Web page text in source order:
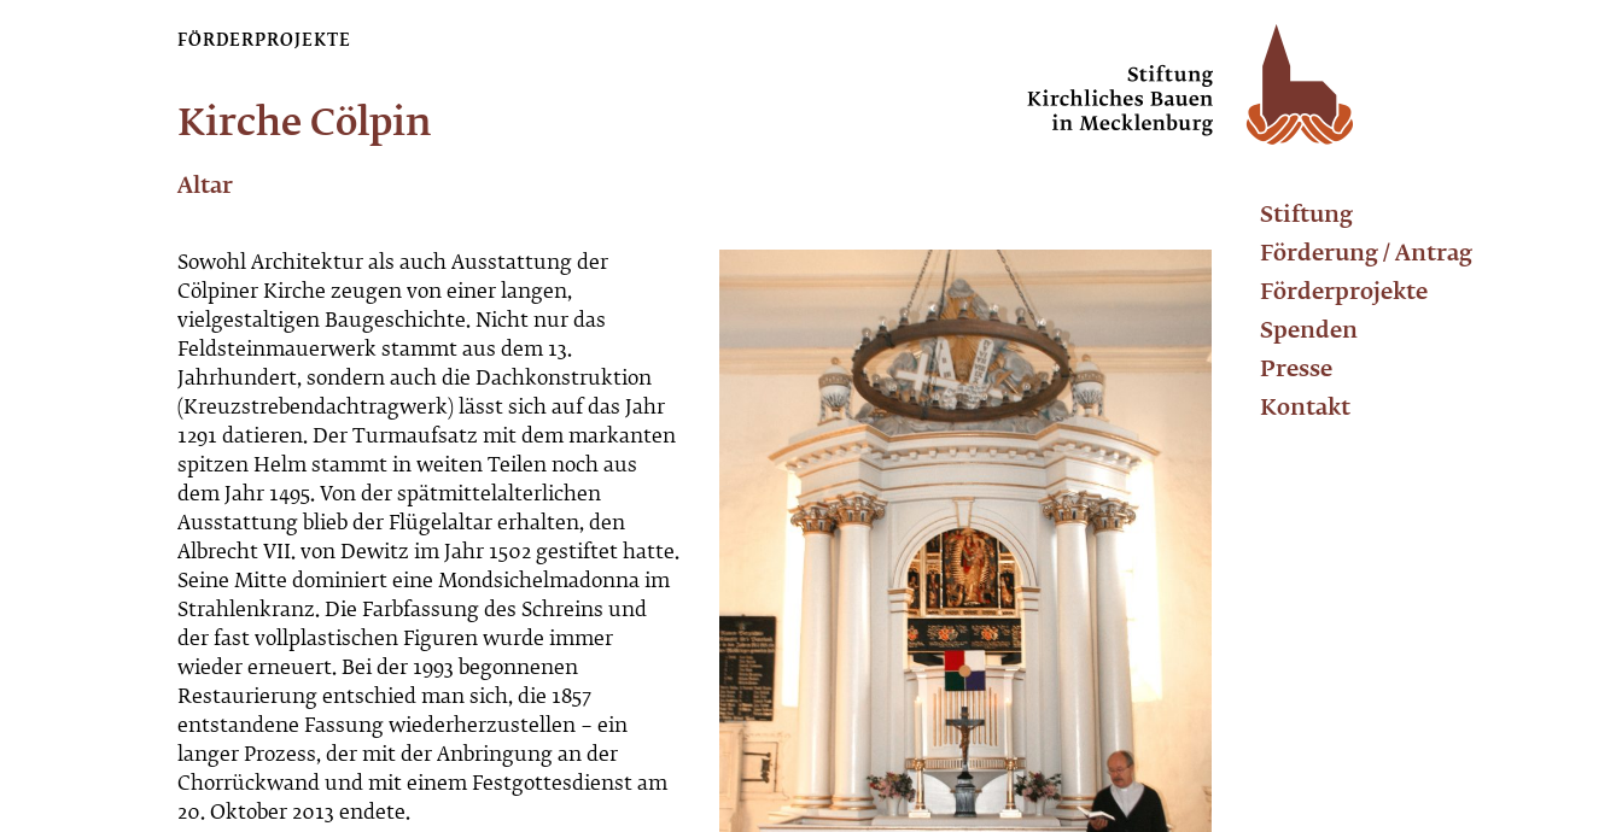
Stiftung
Förderung / Antrag
Förderprojekte
Spenden
Presse
Kontakt
FÖRDERPROJEKTE
Kirche Cölpin
Altar
Sowohl Architektur als auch Ausstattung der
Cölpiner Kirche zeugen von einer langen,
vielgestaltigen Baugeschichte. Nicht nur das
Feldsteinmauerwerk stammt aus dem 13.
Jahrhundert, sondern auch die Dachkonstruktion
(Kreuzstrebendachtragwerk) lässt sich auf das Jahr
1291 datieren. Der Turmaufsatz mit dem markanten
spitzen Helm stammt in weiten Teilen noch aus
dem Jahr 1495. Von der spätmittelalterlichen
Ausstattung blieb der Flügelaltar erhalten, den
Albrecht VII. von Dewitz im Jahr 1502 gestiftet hatte.
Seine Mitte dominiert eine Mondsichelmadonna im
Strahlenkranz. Die Farbfassung des Schreins und
der fast vollplastischen Figuren wurde immer
wieder erneuert. Bei der 1993 begonnenen
Restaurierung entschied man sich, die 1857
entstandene Fassung wiederherzustellen – ein
langer Prozess, der mit der Anbringung an der
Chorrückwand und mit einem Festgottesdienst am
20. Oktober 2013 endete.